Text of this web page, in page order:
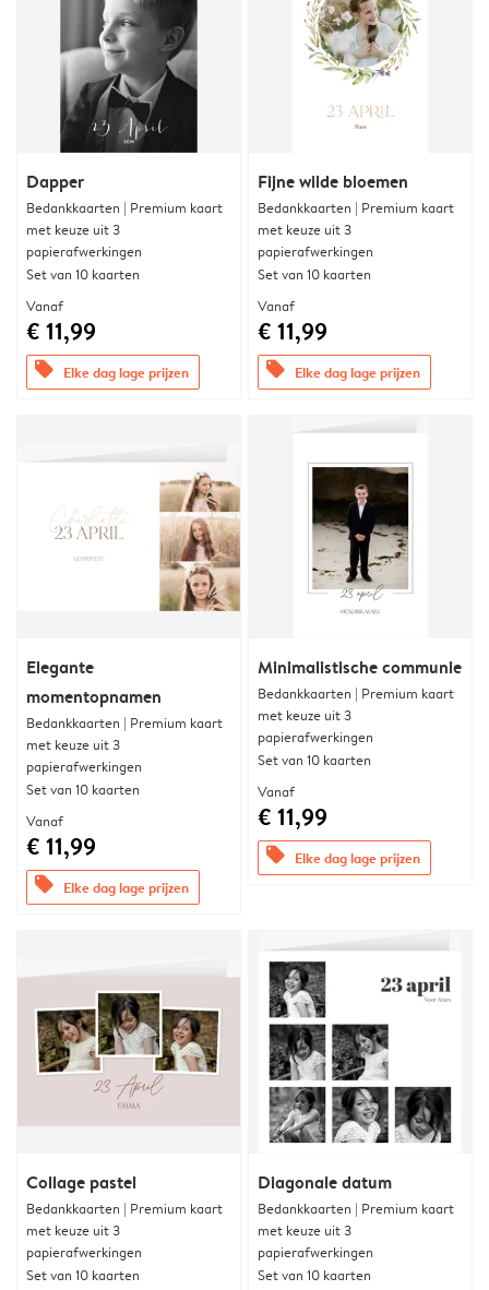
Dapper
Bedankkaarten | Premium kaart
met keuze uit 3
papierafwerkingen
Set van 10 kaarten
Vanaf
€ 11,99
offers Elke dag lage prijzen
Fijne wilde bloemen
Bedankkaarten | Premium kaart
met keuze uit 3
papierafwerkingen
Set van 10 kaarten
Vanaf
€ 11,99
offers Elke dag lage prijzen
Elegante
momentopnamen
Bedankkaarten | Premium kaart
met keuze uit 3
papierafwerkingen
Set van 10 kaarten
Vanaf
€ 11,99
offers Elke dag lage prijzen
Minimalistische communie
Bedankkaarten | Premium kaart
met keuze uit 3
papierafwerkingen
Set van 10 kaarten
Vanaf
€ 11,99
offers Elke dag lage prijzen
Collage pastel
Bedankkaarten | Premium kaart
met keuze uit 3
papierafwerkingen
Set van 10 kaarten
Diagonale datum
Bedankkaarten | Premium kaart
met keuze uit 3
papierafwerkingen
Set van 10 kaarten